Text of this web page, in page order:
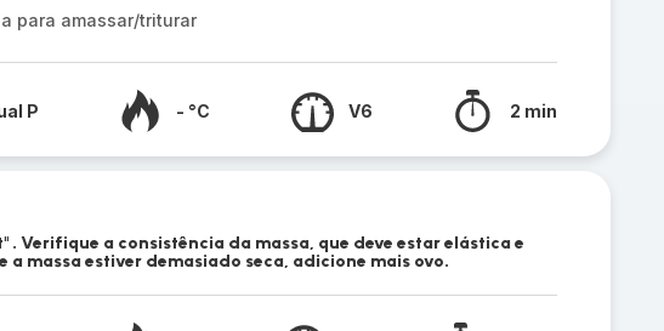
para amassar/triturar
P - °C V6 2 min
. Verifique a consistência da massa, que deve estar elástica e
a massa estiver demasiado seca, adicione mais ovo.